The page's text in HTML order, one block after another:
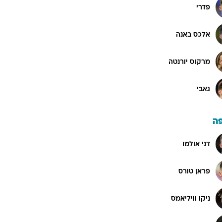
פדרי
אלכס באנה
מרקוס יורנטה
גאבי
דני אולמו
פראן טורס
ניקו וויליאמס